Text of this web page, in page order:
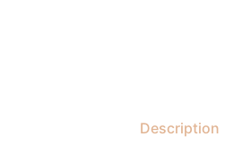
Description